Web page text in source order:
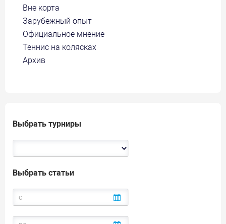
Вне корта
Зарубежный опыт
Официальное мнение
Теннис на колясках
Архив
Выбрать турниры
Выбрать статьи